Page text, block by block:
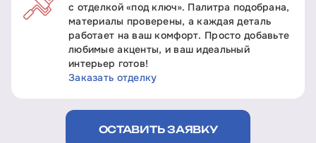
с отделкой «под ключ». Палитра подобрана,
материалы проверены, а каждая деталь
работает на ваш комфорт. Просто добавьте
любимые акценты, и ваш идеальный
интерьер готов!
Заказать отделку
ОСТАВИТЬ ЗАЯВКУ